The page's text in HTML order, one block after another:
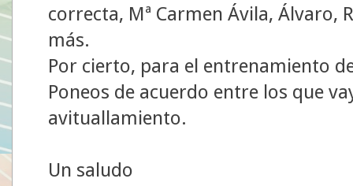
correcta, Mª Carmen Ávila, Álvaro,
más.
Por cierto, para el entrenamiento
Poneos de acuerdo entre los que
avituallamiento.
Un saludo